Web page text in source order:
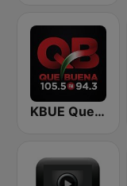
KBUE Que Buena 105.5 / 94.3 FM (US Only)